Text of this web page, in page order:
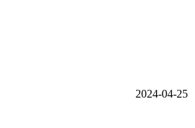
2024-04-25